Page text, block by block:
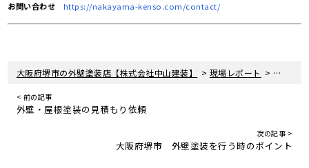
お問い合わせ
https://nakayama-kenso.com/contact/
大阪府堺市の外壁塗装店【株式会社中山建装】 > 現場レポート > 大阪府
< 前の記事
外壁・屋根塗装の見積もり依頼
次の記事 >
大阪府堺市 外壁塗装を行う時のポイント